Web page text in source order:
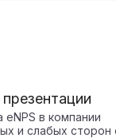
eNPS в компании
и слабых сторон